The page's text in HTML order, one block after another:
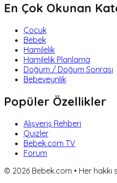
En Çok Okunan
Çocuk
Bebek
Hamilelik
Hamilelik Planlama
Doğum / Doğum Sonrası
Bebeveynlik
Popüler Özellikler
Alışveriş Rehberi
Quizler
Bebek.com TV
Forum
© 2026 Bebek.com • Her hakkı